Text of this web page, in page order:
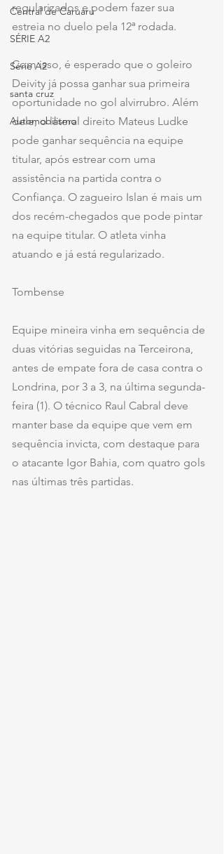
Central de Caruaru
SÉRIE A2
Série A2
santa cruz
Automobilismo
regularizados e podem fazer sua
estreia no duelo pela 12ª rodada.
Com isso, é esperado que o goleiro
Deivity já possa ganhar sua primeira
oportunidade no gol alvirrubro. Além
dele, o lateral direito Mateus Ludke
pode ganhar sequência na equipe
titular, após estrear com uma
assistência na partida contra o
Confiança. O zagueiro Islan é mais um
dos recém-chegados que pode pintar
na equipe titular. O atleta vinha
atuando e já está regularizado.
Tombense
Equipe mineira vinha em sequência de
duas vitórias seguidas na Terceirona,
antes de empate fora de casa contra o
Londrina, por 3 a 3, na última segunda-
feira (1). O técnico Raul Cabral deve
manter base da equipe que vem em
sequência invicta, com destaque para
o atacante Igor Bahia, com quatro gols
nas últimas três partidas.